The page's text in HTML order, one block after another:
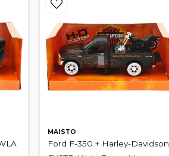
MAISTO
Ford F-350 + Harley-Davidson